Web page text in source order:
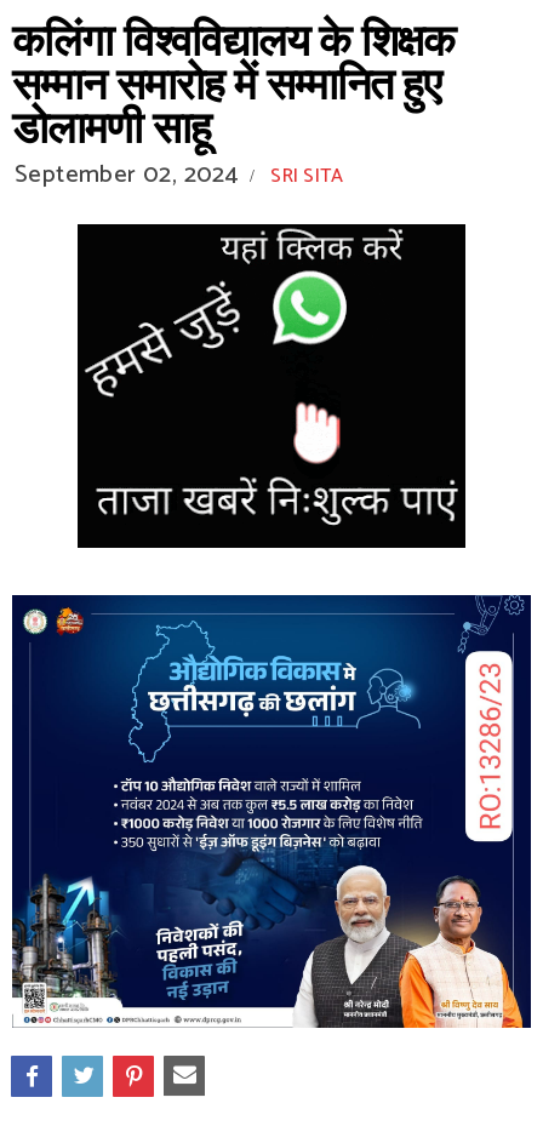
कलिंगा विश्वविद्यालय के शिक्षक
सम्मान समारोह में सम्मानित हुए
डोलामणी साहू
September 02, 2024 / SRI SITA